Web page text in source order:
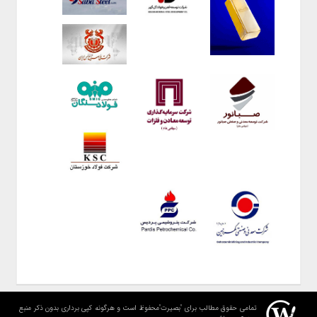
تمامی حقوق مطالب برای "بصیرت"محفوظ است و هرگونه کپی برداری بدون ذکر منبع